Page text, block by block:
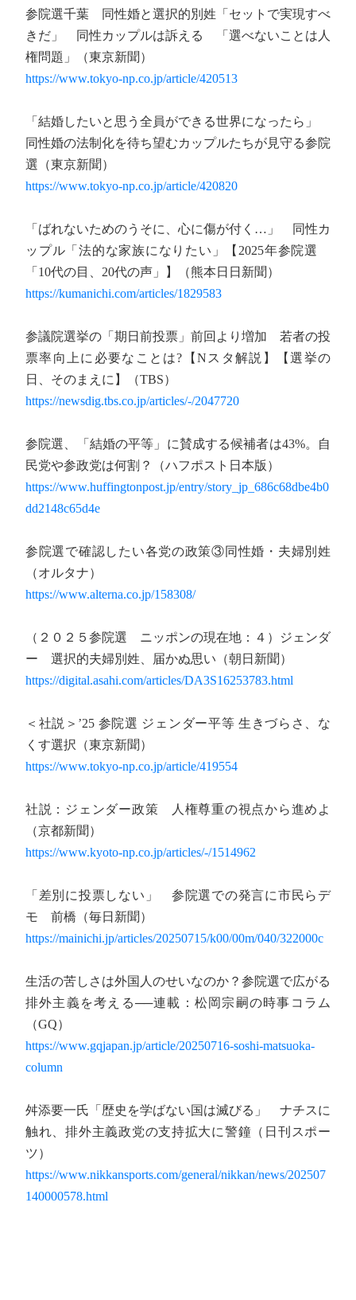
参院選千葉 同性婚と選択的別姓「セットで実現すべ
きだ」 同性カップルは訴える 「選べないことは人
権問題」（東京新聞）
https://www.tokyo-np.co.jp/article/420513
「結婚したいと思う全員ができる世界になったら」
同性婚の法制化を待ち望むカップルたちが見守る参院
選（東京新聞）
https://www.tokyo-np.co.jp/article/420820
「ばれないためのうそに、心に傷が付く…」 同性カ
ップル「法的な家族になりたい」【2025年参院選
「10代の目、20代の声」】（熊本日日新聞）
https://kumanichi.com/articles/1829583
参議院選挙の「期日前投票」前回より増加 若者の投
票率向上に必要なことは?【Nスタ解説】【選挙の
日、そのまえに】（TBS）
https://newsdig.tbs.co.jp/articles/-/2047720
参院選、「結婚の平等」に賛成する候補者は43%。自
民党や参政党は何割？（ハフポスト日本版）
https://www.huffingtonpost.jp/entry/story_jp_686c68dbe4b0
dd2148c65d4e
参院選で確認したい各党の政策③同性婚・夫婦別姓
（オルタナ）
https://www.alterna.co.jp/158308/
（２０２５参院選 ニッポンの現在地：４）ジェンダ
ー 選択的夫婦別姓、届かぬ思い（朝日新聞）
https://digital.asahi.com/articles/DA3S16253783.html
＜社説＞’25 参院選 ジェンダー平等 生きづらさ、な
くす選択（東京新聞）
https://www.tokyo-np.co.jp/article/419554
社説：ジェンダー政策 人権尊重の視点から進めよ
（京都新聞）
https://www.kyoto-np.co.jp/articles/-/1514962
「差別に投票しない」 参院選での発言に市民らデ
モ 前橋（毎日新聞）
https://mainichi.jp/articles/20250715/k00/00m/040/322000c
生活の苦しさは外国人のせいなのか？参院選で広がる
排外主義を考える──連載：松岡宗嗣の時事コラム
（GQ）
https://www.gqjapan.jp/article/20250716-soshi-matsuoka-
column
舛添要一氏「歴史を学ばない国は滅びる」 ナチスに
触れ、排外主義政党の支持拡大に警鐘（日刊スポー
ツ）
https://www.nikkansports.com/general/nikkan/news/202507
140000578.html